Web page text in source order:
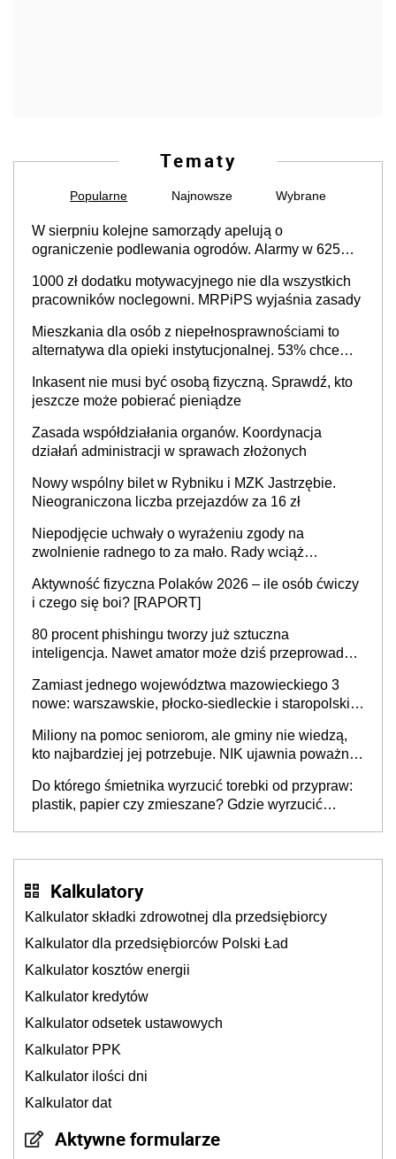
Tematy
Popularne Najnowsze Wybrane
W sierpniu kolejne samorządy apelują o
ograniczenie podlewania ogrodów. Alarmy w 625
cały kraj
1000 zł dodatku motywacyjnego nie dla wszystkich
pracowników noclegowni. MRPiPS wyjaśnia zasady
Mieszkania dla osób z niepełnosprawnościami to
alternatywa dla opieki instytucjonalnej. 53% chce
Inkasent nie musi być osobą fizyczną. Sprawdź, kto
jeszcze może pobierać pieniądze
Zasada współdziałania organów. Koordynacja
działań administracji w sprawach złożonych
Nowy wspólny bilet w Rybniku i MZK Jastrzębie.
Nieograniczona liczba przejazdów za 16 zł
Niepodjęcie uchwały o wyrażeniu zgody na
zwolnienie radnego to za mało. Rady wciąż
sprawy
Aktywność fizyczna Polaków 2026 – ile osób ćwiczy
i czego się boi? [RAPORT]
80 procent phishingu tworzy już sztuczna
inteligencja. Nawet amator może dziś przeprowadzić
Zamiast jednego województwa mazowieckiego 3
nowe: warszawskie, płocko-siedleckie i staropolskie.
stołecznych
Miliony na pomoc seniorom, ale gminy nie wiedzą,
kto najbardziej jej potrzebuje. NIK ujawnia poważną
Do którego śmietnika wyrzucić torebki od przypraw:
plastik, papier czy zmieszane? Gdzie wyrzucić
Kalkulatory
Kalkulator składki zdrowotnej dla przedsiębiorcy
Kalkulator dla przedsiębiorców Polski Ład
Kalkulator kosztów energii
Kalkulator kredytów
Kalkulator odsetek ustawowych
Kalkulator PPK
Kalkulator ilości dni
Kalkulator dat
Aktywne formularze